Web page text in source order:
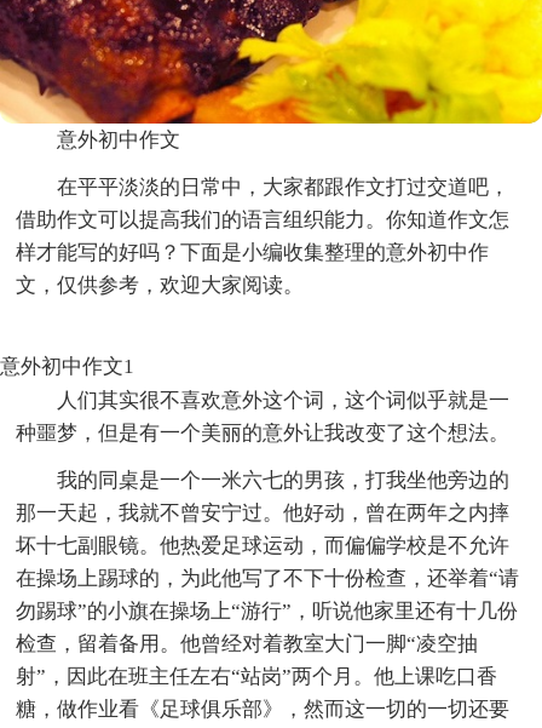
意外初中作文
在平平淡淡的日常中，大家都跟作文打过交道吧，
借助作文可以提高我们的语言组织能力。你知道作文怎
样才能写的好吗？下面是小编收集整理的意外初中作
文，仅供参考，欢迎大家阅读。
意外初中作文1
人们其实很不喜欢意外这个词，这个词似乎就是一
种噩梦，但是有一个美丽的意外让我改变了这个想法。
我的同桌是一个一米六七的男孩，打我坐他旁边的
那一天起，我就不曾安宁过。他好动，曾在两年之内摔
坏十七副眼镜。他热爱足球运动，而偏偏学校是不允许
在操场上踢球的，为此他写了不下十份检查，还举着“请
勿踢球”的小旗在操场上“游行”，听说他家里还有十几份
检查，留着备用。他曾经对着教室大门一脚“凌空抽
射”，因此在班主任左右“站岗”两个月。他上课吃口香
糖，做作业看《足球俱乐部》，然而这一切的一切还要